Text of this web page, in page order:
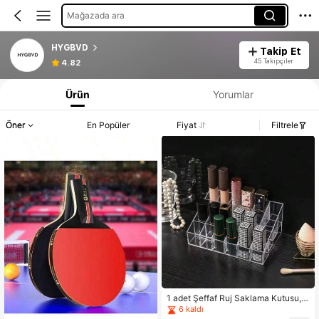
Mağazada ara
HYGBVD
4.82
Takip Et
45 Takipçiler
Ürün Yorumlar
Öner En Popüler Fiyat Filtrele
1 adet Şeffaf Ruj Saklama Kutusu, A
krilik Ruj Tutucu. Makyaj Malzemel
6 kaldı